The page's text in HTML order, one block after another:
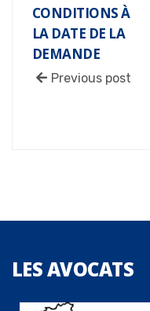
CONDITIONS À
LA DATE DE LA
DEMANDE
Previous post
LESAVOCATS